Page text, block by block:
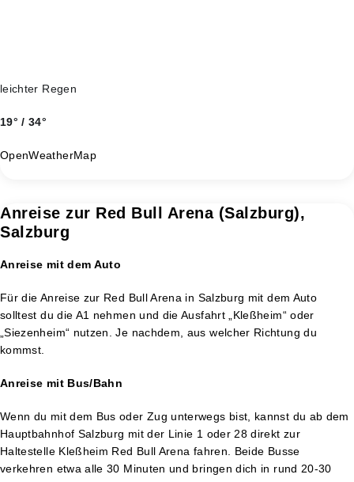
leichter Regen
19° / 34°
OpenWeatherMap
Anreise zur Red Bull Arena (Salzburg),
Salzburg
Anreise mit dem Auto
Für die Anreise zur Red Bull Arena in Salzburg mit dem Auto
solltest du die A1 nehmen und die Ausfahrt „Kleßheim“ oder
„Siezenheim“ nutzen. Je nachdem, aus welcher Richtung du
kommst.
Anreise mit Bus/Bahn
Wenn du mit dem Bus oder Zug unterwegs bist, kannst du ab dem
Hauptbahnhof Salzburg mit der Linie 1 oder 28 direkt zur
Haltestelle Kleßheim Red Bull Arena fahren. Beide Busse
verkehren etwa alle 30 Minuten und bringen dich in rund 20-30